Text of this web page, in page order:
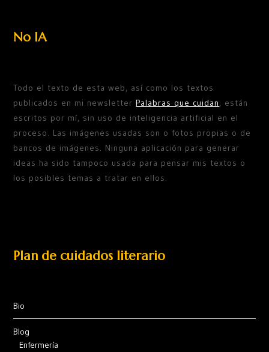
No IA
Todo el texto de esta web, así como los textos
publicados en mi newsletterPalabras que cuidan, están
escritos por mí, sin uso de inteligencia artificial en el
proceso. Las imágenes usadas son o fotos propias o de
bancos de imágenes. Ninguna aplicación para generar
ideas ha sido tampoco usada para pensar mis textos o
los posibles temas a tratar en ellos.
Plan de cuidados literario
Bio
Blog
Enfermería